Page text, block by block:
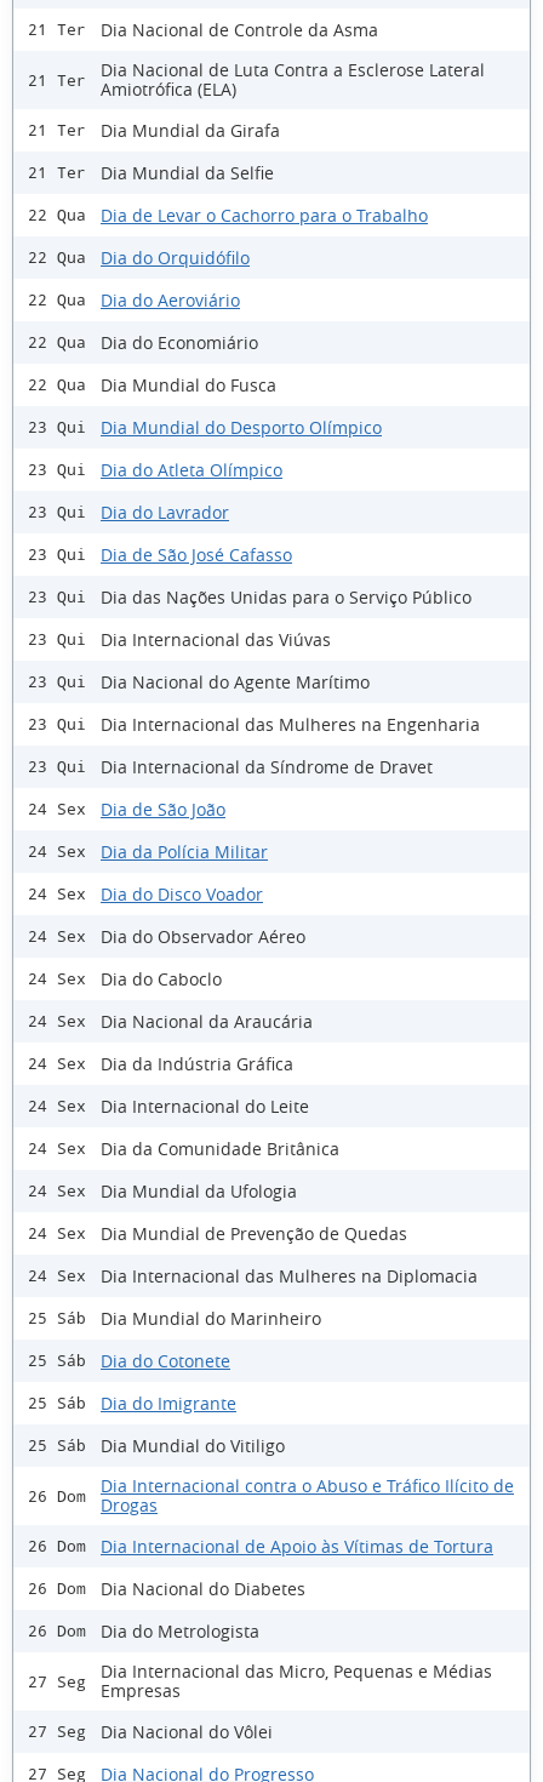
21 Ter Dia Nacional de Controle da Asma
21 Ter
Dia Nacional de Luta Contra a Esclerose Lateral
Amiotrófica (ELA)
21 Ter Dia Mundial da Girafa
21 Ter Dia Mundial da Selfie
22 Qua Dia de Levar o Cachorro para o Trabalho
22 Qua Dia do Orquidófilo
22 Qua Dia do Aeroviário
22 Qua Dia do Economiário
22 Qua Dia Mundial do Fusca
23 Qui Dia Mundial do Desporto Olímpico
23 Qui Dia do Atleta Olímpico
23 Qui Dia do Lavrador
23 Qui Dia de São José Cafasso
23 Qui Dia das Nações Unidas para o Serviço Público
23 Qui Dia Internacional das Viúvas
23 Qui Dia Nacional do Agente Marítimo
23 Qui Dia Internacional das Mulheres na Engenharia
23 Qui Dia Internacional da Síndrome de Dravet
24 Sex Dia de São João
24 Sex Dia da Polícia Militar
24 Sex Dia do Disco Voador
24 Sex Dia do Observador Aéreo
24 Sex Dia do Caboclo
24 Sex Dia Nacional da Araucária
24 Sex Dia da Indústria Gráfica
24 Sex Dia Internacional do Leite
24 Sex Dia da Comunidade Britânica
24 Sex Dia Mundial da Ufologia
24 Sex Dia Mundial de Prevenção de Quedas
24 Sex Dia Internacional das Mulheres na Diplomacia
25 Sáb Dia Mundial do Marinheiro
25 Sáb Dia do Cotonete
25 Sáb Dia do Imigrante
25 Sáb Dia Mundial do Vitiligo
26 Dom
Dia Internacional contra o Abuso e Tráfico Ilícito de
Drogas
26 Dom Dia Internacional de Apoio às Vítimas de Tortura
26 Dom Dia Nacional do Diabetes
26 Dom Dia do Metrologista
27 Seg
Dia Internacional das Micro, Pequenas e Médias
Empresas
27 Seg Dia Nacional do Vôlei
27 Seg Dia Nacional do Progresso